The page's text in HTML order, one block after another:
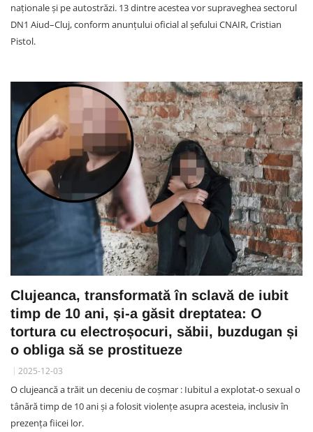
naționale și pe autostrăzi. 13 dintre acestea vor supraveghea sectorul
DN1 Aiud–Cluj, conform anunțului oficial al șefului CNAIR, Cristian
Pistol.
Clujeanca, transformată în sclavă de iubit
timp de 10 ani, și-a găsit dreptatea: O
tortura cu electroșocuri, săbii, buzdugan și
o obliga să se prostitueze
2025-12-03
O clujeancă a trăit un deceniu de coșmar : Iubitul a explotat-o sexual o
tânără timp de 10 ani și a folosit violențe asupra acesteia, inclusiv în
prezența fiicei lor.